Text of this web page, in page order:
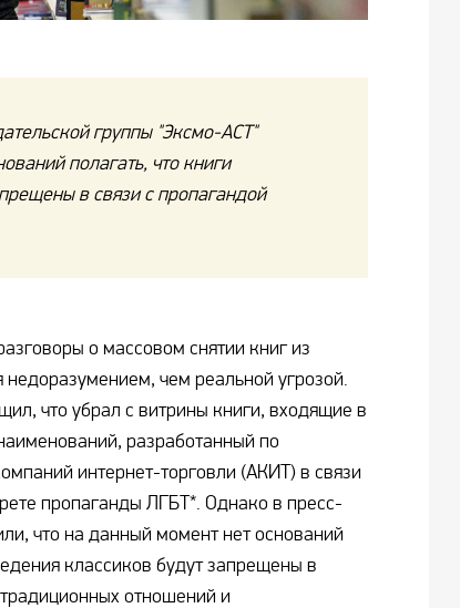
группы "Эксмо-АСТ"
полагать, что книги
в связи с пропагандой
о массовом снятии книг из
чем реальной угрозой.
что убрал с витрины книги, входящие в
разработанный по
интернет-торговли (АКИТ) в связи
пропаганды ЛГБТ*. Однако в пресс-
что на данный момент нет оснований
классиков будут запрещены в
отношений и